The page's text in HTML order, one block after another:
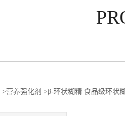
>营养强化剂 >β-环状糊精 食品级环状